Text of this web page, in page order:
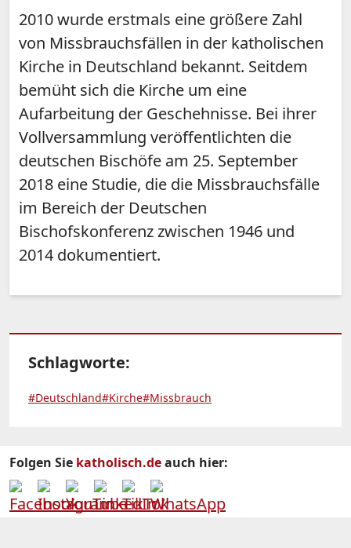
2010 wurde erstmals eine größere Zahl
von Missbrauchsfällen in der katholischen
Kirche in Deutschland bekannt. Seitdem
bemüht sich die Kirche um eine
Aufarbeitung der Geschehnisse. Bei ihrer
Vollversammlung veröffentlichten die
deutschen Bischöfe am 25. September
2018 eine Studie, die die Missbrauchsfälle
im Bereich der Deutschen
Bischofskonferenz zwischen 1946 und
2014 dokumentiert.
Schlagworte:
#Deutschland#Kirche#Missbrauch
Folgen Sie katholisch.deauch hier: